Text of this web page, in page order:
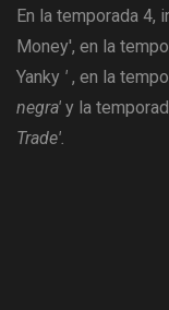
En la temporada 4,
Money', en la
Yanky ' , en la
negra' y la
Trade'.